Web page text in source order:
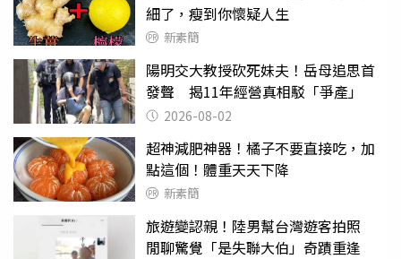
細了，瘦到你懷疑人生
新素簡
陽明交大教授砍死妹夫！岳母追思首
發聲 揭11年經營真相駁「爭產」
2026-08-02
超神減肥神器！橘子不要直接吃，加
點這個！體重天天下降
新素簡
旅遊變認親！陸男幫台灣遊客拍照
閒聊驚覺「是失聯大伯」奇蹟重逢